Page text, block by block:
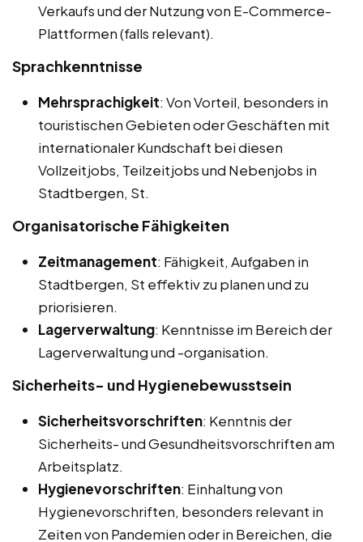
Verkaufs und der Nutzung von E-Commerce-
Plattformen (falls relevant).
Sprachkenntnisse
Mehrsprachigkeit: Von Vorteil, besonders in
touristischen Gebieten oder Geschäften mit
internationaler Kundschaft bei diesen
Vollzeitjobs, Teilzeitjobs und Nebenjobs in
Stadtbergen, St.
Organisatorische Fähigkeiten
Zeitmanagement: Fähigkeit, Aufgaben in
Stadtbergen, St effektiv zu planen und zu
priorisieren.
Lagerverwaltung: Kenntnisse im Bereich der
Lagerverwaltung und -organisation.
Sicherheits- und Hygienebewusstsein
Sicherheitsvorschriften: Kenntnis der
Sicherheits- und Gesundheitsvorschriften am
Arbeitsplatz.
Hygienevorschriften: Einhaltung von
Hygienevorschriften, besonders relevant in
Zeiten von Pandemien oder in Bereichen, die